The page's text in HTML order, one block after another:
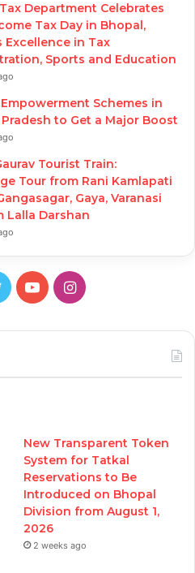
Department Celebrates
Tax Day in Bhopal,
Excellence in Tax
Sports and Education
Schemes in
to Get a Major Boost
Tourist Train:
Tour from Rani Kamlapati
Gaya, Varanasi
Lalla Darshan
TwitterYouTubeInstagram
New Transparent Token
System for Tatkal
Reservations to Be
Introduced on Bhopal
Division from August 1,
2026
2 weeks ago